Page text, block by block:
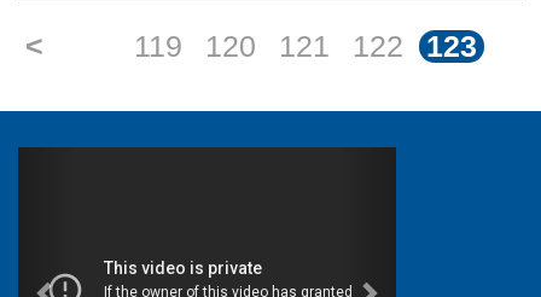
< 119 120 121 122 123